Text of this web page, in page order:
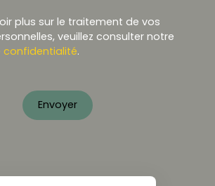
plus sur le traitement de vos
veuillez consulter notre
confidentialité.
Envoyer